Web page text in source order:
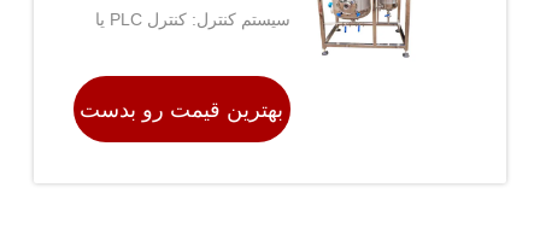
سربار
سیستم کنترل: کنترل PLC یا
بهترین قیمت رو بدست